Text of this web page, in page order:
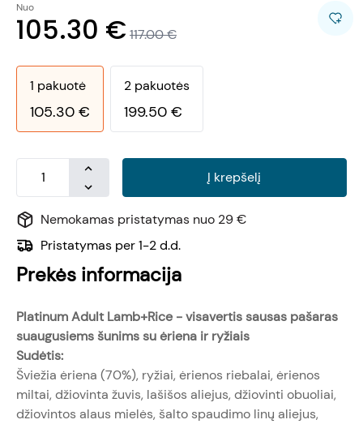
Nuo
105.30 € 117.00€
1 pakuotė
105.30 €
2 pakuotės
199.50 €
Į krepšelį
Nemokamas pristatymas nuo 29 €
Pristatymas per 1-2 d.d.
Prekės informacija
Platinum Adult Lamb+Rice - visavertis sausas pašaras
suaugusiems šunims su ėriena ir ryžiais
Sudėtis:
Šviežia ėriena (70%), ryžiai, ėrienos riebalai, ėrienos
miltai, džiovinta žuvis, lašišos aliejus, džiovinti obuoliai,
džiovintos alaus mielės, šalto spaudimo linų aliejus,